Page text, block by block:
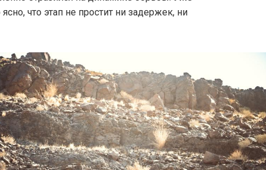
что этап не простит ни задержек, ни